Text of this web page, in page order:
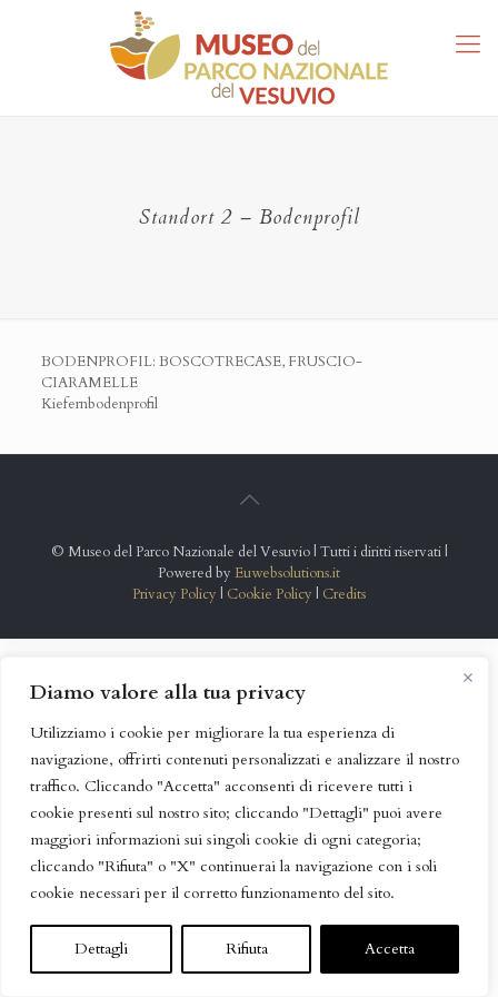
Diamo valore alla tua privacy
Utilizziamo i cookie per migliorare la tua esperienza di
navigazione, offrirti contenuti personalizzati e analizzare il nostro
traffico. Cliccando "Accetta" acconsenti di ricevere tutti i
cookie presenti sul nostro sito; cliccando "Dettagli" puoi avere
maggiori informazioni sui singoli cookie di ogni categoria;
cliccando "Rifiuta" o "X" continuerai la navigazione con i soli
cookie necessari per il corretto funzionamento del sito.
Dettagli Rifiuta Accetta
Standort 2 – Bodenprofil
BODENPROFIL: BOSCOTRECASE, FRUSCIO-
CIARAMELLE
Kiefernbodenprofil
© Museo del Parco Nazionale del Vesuvio | Tutti i diritti riservati |
Powered by Euwebsolutions.it
Privacy Policy | Cookie Policy | Credits